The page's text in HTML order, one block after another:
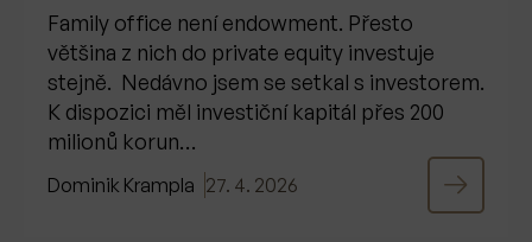
Family office není endowment. Přesto
většina z nich do private equity investuje
stejně. Nedávno jsem se setkal s investorem.
K dispozici měl investiční kapitál přes 200
milionů korun…
Dominik Krampla 27. 4. 2026